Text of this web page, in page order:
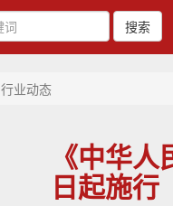
搜索
行业动态
《中华
日起施行